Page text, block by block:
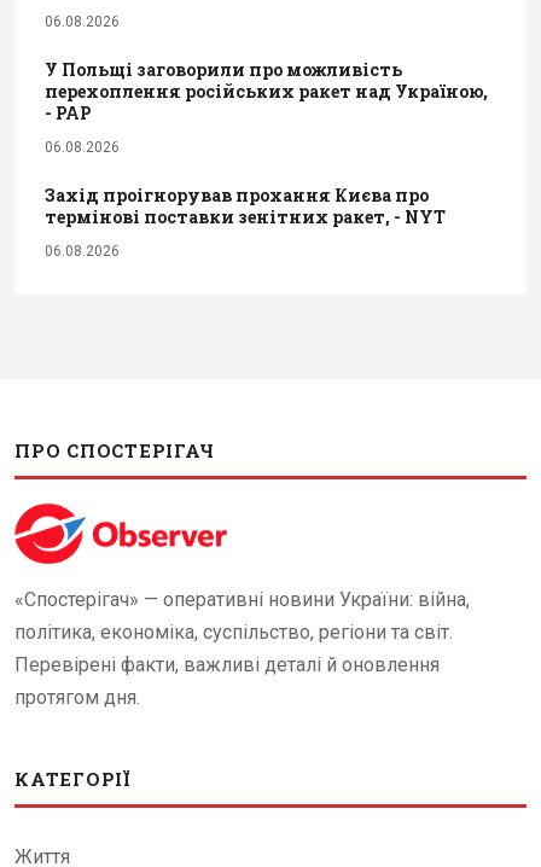
06.08.2026
У Польщі заговорили про можливість
перехоплення російських ракет над Україною,
- PAP
06.08.2026
Захід проігнорував прохання Києва про
термінові поставки зенітних ракет, - NYT
06.08.2026
ПРО СПОСТЕРІГАЧ
«Спостерігач» — оперативні новини України: війна,
політика, економіка, суспільство, регіони та світ.
Перевірені факти, важливі деталі й оновлення
протягом дня.
КАТЕГОРІЇ
Життя